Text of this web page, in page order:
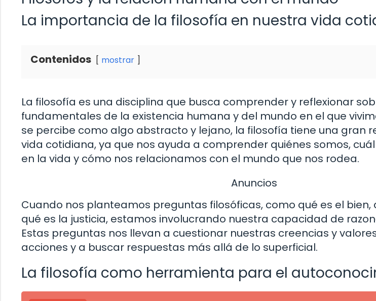
La importancia de la filosofía en nuestra vida
Contenidos mostrar
La filosofía es una disciplina que busca comprender y reflexionar
fundamentales de la existencia humana y del mundo en el que
se percibe como algo abstracto y lejano, la filosofía tiene una gran
vida cotidiana, ya que nos ayuda a comprender quiénes somos,
en la vida y cómo nos relacionamos con el mundo que nos rodea.
Anuncios
Cuando nos planteamos preguntas filosóficas, como qué es el bien,
qué es la justicia, estamos involucrando nuestra capacidad de
Estas preguntas nos llevan a cuestionar nuestras creencias y
acciones y a buscar respuestas más allá de lo superficial.
La filosofía como herramienta para el